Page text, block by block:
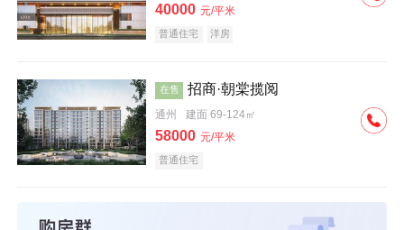
40000 元/平米
普通住宅 洋房
在售 招商·朝棠揽阅
通州 建面 69-124㎡
58000 元/平米
普通住宅